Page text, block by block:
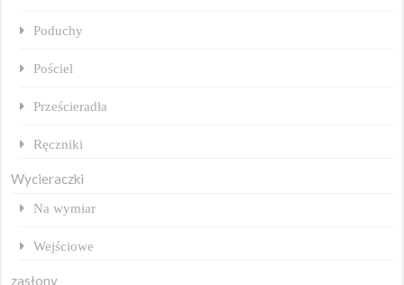
Poduchy
Pościel
Prześcieradła
Ręczniki
Wycieraczki
Na wymiar
Wejściowe
zasłony